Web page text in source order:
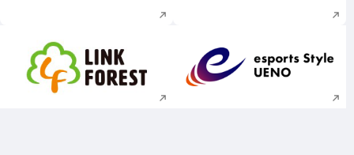
新規ウィンドウで開く 新規ウィンドウで